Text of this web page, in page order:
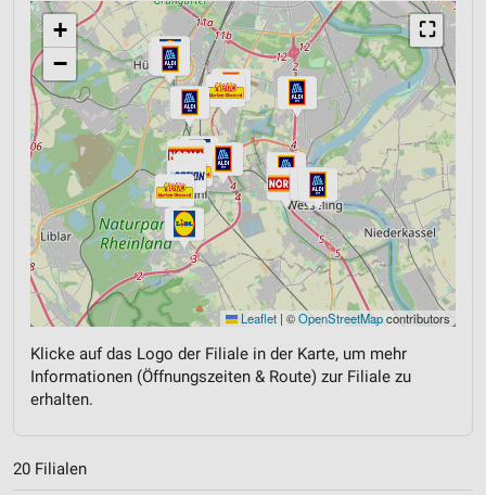
⛶
+
−
Leaflet | ©OpenStreetMapcontributors
Klicke auf das Logo der Filiale in der Karte, um mehr
Informationen (Öffnungszeiten & Route) zur Filiale zu
erhalten.
20 Filialen